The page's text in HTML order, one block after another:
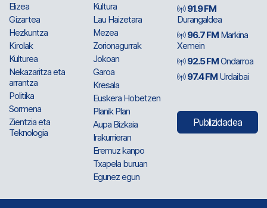
Elizea
Gizartea
Hezkuntza
Kirolak
Kulturea
Nekazaritza eta
arrantza
Politika
Sormena
Zientzia eta
Teknologia
Kultura
Lau Haizetara
Mezea
Zorionagurrak
Jokoan
Garoa
Kresala
Euskera Hobetzen
Planik Plan
Aupa Bizkaia
Irakurrieran
Eremuz kanpo
Txapela buruan
Egunez egun
91.9 FM
Durangaldea
96.7 FM Markina
Xemein
92.5 FMOndarroa
97.4 FM Urdaibai
Publizidadea